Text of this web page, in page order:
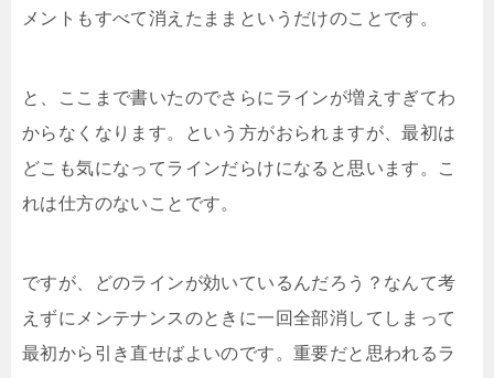
メントもすべて消えたままというだけのことです。
と、ここまで書いたのでさらにラインが増えすぎてわ
からなくなります。という方がおられますが、最初は
どこも気になってラインだらけになると思います。こ
れは仕方のないことです。
ですが、どのラインが効いているんだろう？なんて考
えずにメンテナンスのときに一回全部消してしまって
最初から引き直せばよいのです。重要だと思われるラ